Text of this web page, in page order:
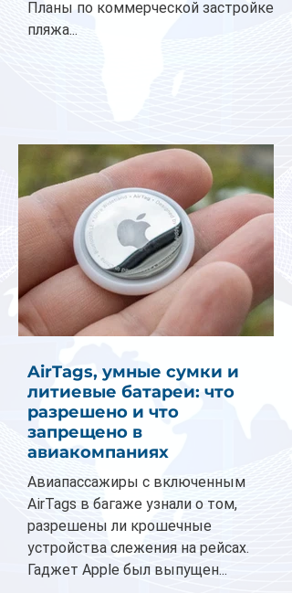
Планы по коммерческой застройке
пляжа...
AirTags, умные сумки и
литиевые батареи: что
разрешено и что
запрещено в
авиакомпаниях
Авиапассажиры с включенным
AirTags в багаже узнали о том,
разрешены ли крошечные
устройства слежения на рейсах.
Гаджет Apple был выпущен...